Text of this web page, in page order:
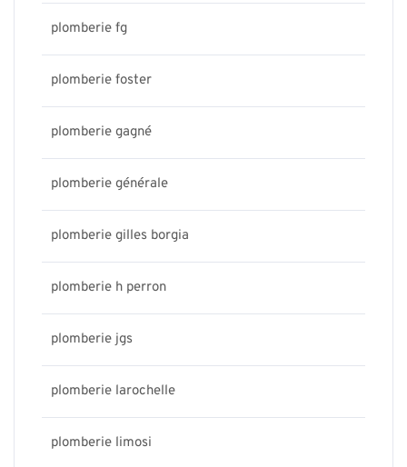
plomberie fg
plomberie foster
plomberie gagné
plomberie générale
plomberie gilles borgia
plomberie h perron
plomberie jgs
plomberie larochelle
plomberie limosi